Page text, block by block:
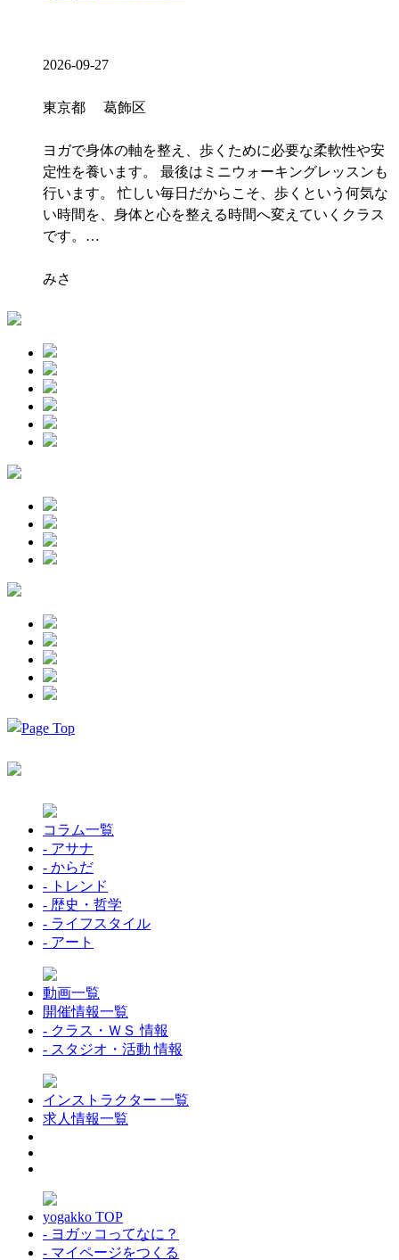
2026-09-27
東京都 葛飾区
ヨガで身体の軸を整え、歩くために必要な柔軟性や安
定性を養います。 最後はミニウォーキングレッスンも
行います。 忙しい毎日だからこそ、歩くという何気な
い時間を、身体と心を整える時間へ変えていくクラス
です。…
みさ
コラム一覧
- アサナ
- からだ
- トレンド
- 歴史・哲学
- ライフスタイル
- アート
動画一覧
開催情報一覧
- クラス・ＷＳ 情報
- スタジオ・活動 情報
インストラクター 一覧
求人情報一覧
yogakko TOP
- ヨガッコってなに？
- マイページをつくる